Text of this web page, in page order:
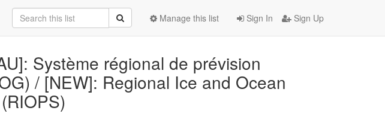
Sign In Sign Up
Manage this list
Système régional de prévision
/ [NEW]: Regional Ice and Ocean